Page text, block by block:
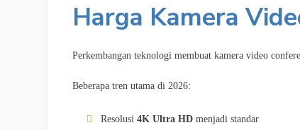
Harga Kamera
Perkembangan teknologi membuat kamera video
Beberapa tren utama di 2026:
Resolusi 4K Ultra HD menjadi standar